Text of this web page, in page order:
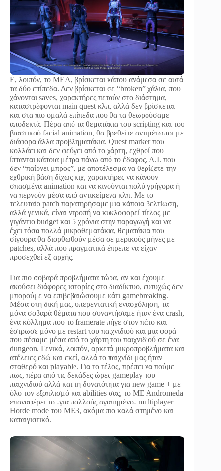
Ε, λοιπόν, το MEA, βρίσκεται κάπου ανάμεσα σε αυτά
τα δύο επίπεδα. Δεν βρίσκεται σε “broken” χάλια, που
χάνονται saves, χαρακτήρες πετούν στο διάστημα,
καταστρέφονται main quest κλπ, αλλά δεν βρίσκεται
και στα πιο ομαλά επίπεδα που θα τα θεωρούσαμε
αποδεκτά. Πέρα από τα θεματάκια του scripting και του
βιαστικού facial animation, θα βρεθείτε αντιμέτωποι με
διάφορα άλλα προβληματάκια. Quest marker που
κολλάει και δεν φεύγει από το χάρτη, εχθροί που
ίπτανται κάποια μέτρα πάνω από το έδαφος, Α.Ι. που
δεν “παίρνει μπρος”, με αποτέλεσμα να θερίζετε την
εχθρική βάση δίχως κιχ, χαρακτήρες να κάνουν
σπασμένα animation και να κινούνται πολύ γρήγορα ή
να περνούν μέσα από αντικείμενα κλπ. Με το
τελευταίο patch παρατηρήσαμε μια κάποια βελτίωση,
αλλά γενικά, είναι ντροπή να κυκλοφορεί τίτλος με
γιγάντιο budget και 5 χρόνια στην παραγωγή και να
έχει τόσα πολλά μικροθεματάκια, θεματάκια που
σίγουρα θα διορθωθούν μέσα σε μερικούς μήνες με
patches, αλλά που πραγματικά έπρεπε να είχαν
προσεχθεί εξ αρχής.
Για πιο σοβαρά προβλήματα τώρα, αν και έχουμε
ακούσει διάφορες ιστορίες στο διαδίκτυο, ευτυχώς δεν
μπορούμε να επιβεβαιώσουμε κάτι gamebreaking.
Μέσα στη δική μας, υπερεντατική ενασχόληση, τα
μόνα σοβαρά θέματα που συναντήσαμε ήταν ένα crash,
ένα κόλλημα που το framerate πήγε στον πάτο και
έστρωσε μόνο με restart του παιχνιδιού και μια φορά
που πέσαμε μέσα από το χάρτη του παιχνιδιού σε ένα
dungeon. Γενικά, λοιπόν, αρκετά μικροπροβλήματα και
ατέλειες εδώ και εκεί, αλλά το παιχνίδι μας ήταν
σταθερό και playable. Για το τέλος, πρέπει να πούμε
πως, πέρα από τις δεκάδες ώρες gameplay του
παιχνιδιού αλλά και τη δυνατότητα για new game + με
όλο τον εξοπλισμό και abilities σας, το ME Andromeda
επαναφέρει το -για πολλούς αγαπημένο- multiplayer
Horde mode του ME3, ακόμα πιο καλά στημένο και
καταιγιστικό.